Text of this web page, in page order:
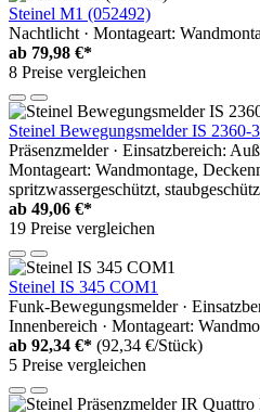
Steinel M1 (052492)
Nachtlicht · Montageart:
ab 79,98 €*
8 Preise vergleichen
Steinel Bewegungsmelder IS 2360-
Präsenzmelder · Einsatzbereich:
Montageart: Wandmontage,
spritzwassergeschützt,
ab 49,06 €*
19 Preise vergleichen
Steinel IS 345 COM1
Funk-Bewegungsmelder ·
Innenbereich · Montageart:
ab 92,34 €* (92,34 €/Stück)
5 Preise vergleichen